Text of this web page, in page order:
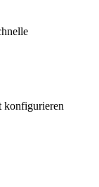
konfigurieren